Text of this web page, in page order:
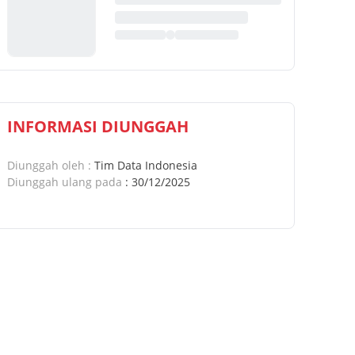
INFORMASI DIUNGGAH
Diunggah oleh : Tim Data Indonesia
Diunggah ulang pada : 30/12/2025